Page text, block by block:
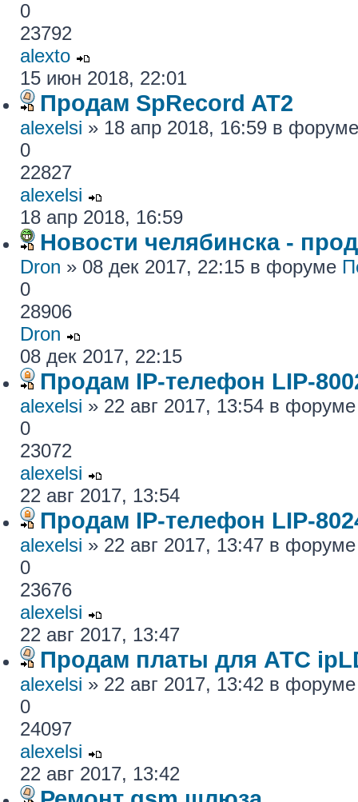
0
23792
alexto
15 июн 2018, 22:01
Продам SpRecord AT2
alexelsi » 18 апр 2018, 16:59 в
0
22827
alexelsi
18 апр 2018, 16:59
Новости челябинска -
Dron » 08 дек 2017, 22:15 в форуме
0
28906
Dron
08 дек 2017, 22:15
Продам IP-телефон LIP-
alexelsi » 22 авг 2017, 13:54 в
0
23072
alexelsi
22 авг 2017, 13:54
Продам IP-телефон LIP-
alexelsi » 22 авг 2017, 13:47 в
0
23676
alexelsi
22 авг 2017, 13:47
Продам платы для АТС
alexelsi » 22 авг 2017, 13:42 в
0
24097
alexelsi
22 авг 2017, 13:42